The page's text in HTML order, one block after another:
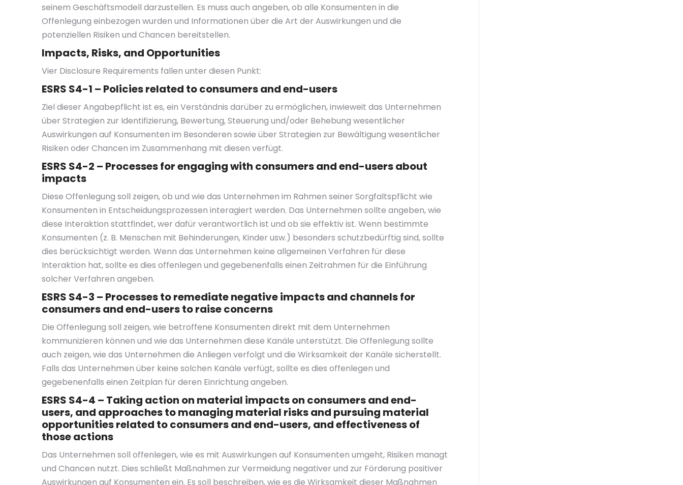
seinem Geschäftsmodell darzustellen. Es muss auch angeben, ob alle Konsumenten in die
Offenlegung einbezogen wurden und Informationen über die Art der Auswirkungen und die
potenziellen Risiken und Chancen bereitstellen.
Impacts, Risks, and Opportunities
Vier Disclosure Requirements fallen unter diesen Punkt:
ESRS S4-1 – Policies related to consumers and end-users
Ziel dieser Angabepflicht ist es, ein Verständnis darüber zu ermöglichen, inwieweit das Unternehmen
über Strategien zur Identifizierung, Bewertung, Steuerung und/oder Behebung wesentlicher
Auswirkungen auf Konsumenten im Besonderen sowie über Strategien zur Bewältigung wesentlicher
Risiken oder Chancen im Zusammenhang mit diesen verfügt.
ESRS S4-2 – Processes for engaging with consumers and end-users about
impacts
Diese Offenlegung soll zeigen, ob und wie das Unternehmen im Rahmen seiner Sorgfaltspflicht wie
Konsumenten in Entscheidungsprozessen interagiert werden. Das Unternehmen sollte angeben, wie
diese Interaktion stattfindet, wer dafür verantwortlich ist und ob sie effektiv ist. Wenn bestimmte
Konsumenten (z. B. Menschen mit Behinderungen, Kinder usw.) besonders schutzbedürftig sind, sollte
dies berücksichtigt werden. Wenn das Unternehmen keine allgemeinen Verfahren für diese
Interaktion hat, sollte es dies offenlegen und gegebenenfalls einen Zeitrahmen für die Einführung
solcher Verfahren angeben.
ESRS S4-3 – Processes to remediate negative impacts and channels for
consumers and end-users to raise concerns
Die Offenlegung soll zeigen, wie betroffene Konsumenten direkt mit dem Unternehmen
kommunizieren können und wie das Unternehmen diese Kanäle unterstützt. Die Offenlegung sollte
auch zeigen, wie das Unternehmen die Anliegen verfolgt und die Wirksamkeit der Kanäle sicherstellt.
Falls das Unternehmen über keine solchen Kanäle verfügt, sollte es dies offenlegen und
gegebenenfalls einen Zeitplan für deren Einrichtung angeben.
ESRS S4-4 – Taking action on material impacts on consumers and end-
users, and approaches to managing material risks and pursuing material
opportunities related to consumers and end-users, and effectiveness of
those actions
Das Unternehmen soll offenlegen, wie es mit Auswirkungen auf Konsumenten umgeht, Risiken managt
und Chancen nutzt. Dies schließt Maßnahmen zur Vermeidung negativer und zur Förderung positiver
Auswirkungen auf Konsumenten ein. Es soll beschreiben, wie es die Wirksamkeit dieser Maßnahmen